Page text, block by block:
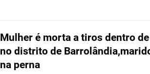
Mulher é morta a tiros dentro
no distrito de
na perna